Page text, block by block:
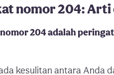
nomor 204: Arti
204 adalah
kesulitan antara Anda